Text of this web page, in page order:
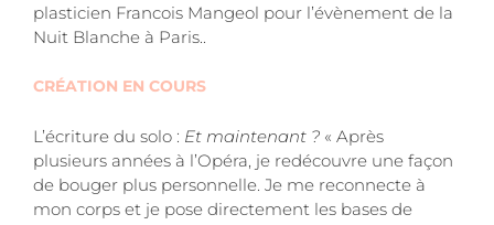
plasticien Francois Mangeol pour l’évènement de la
Nuit Blanche à Paris..
CRÉATION EN COURS
L’écriture du solo : Et maintenant ? « Après
plusieurs années à l’Opéra, je redécouvre une façon
de bouger plus personnelle. Je me reconnecte à
mon corps et je pose directement les bases de